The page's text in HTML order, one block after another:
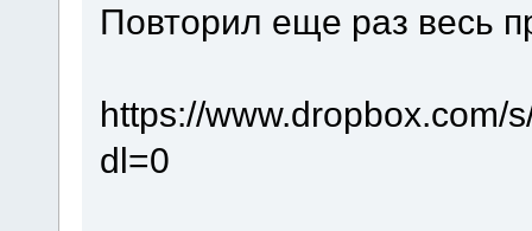
Повторил еще раз весь
https://
dl=0